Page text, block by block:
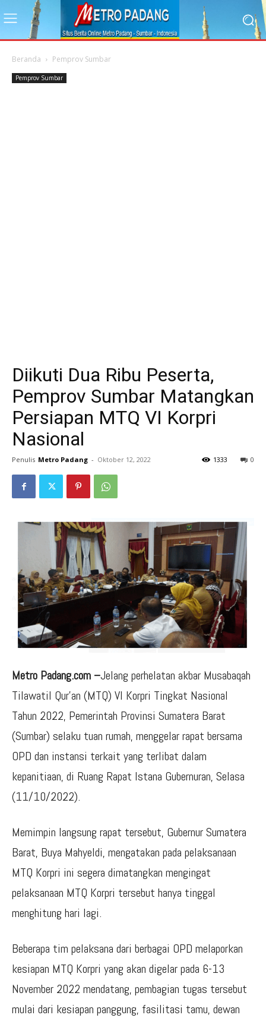
Beranda Pemprov Sumbar
Pemprov Sumbar
Diikuti Dua Ribu Peserta,
Pemprov Sumbar Matangkan
Persiapan MTQ VI Korpri
Nasional
Penulis Metro Padang - Oktober 12, 2022 0
1333
Metro Padang.com –Jelang perhelatan akbar Musabaqah
Tilawatil Qur’an (MTQ) VI Korpri Tingkat Nasional
Tahun 2022, Pemerintah Provinsi Sumatera Barat
(Sumbar) selaku tuan rumah, menggelar rapat bersama
OPD dan instansi terkait yang terlibat dalam
kepanitiaan, di Ruang Rapat Istana Gubernuran, Selasa
(11/10/2022).
Memimpin langsung rapat tersebut, Gubernur Sumatera
Barat, Buya Mahyeldi, mengatakan pada pelaksanaan
MTQ Korpri ini segera dimatangkan mengingat
pelaksanaan MTQ Korpri tersebut hanya tinggal
menghitung hari lagi.
Beberapa tim pelaksana dari berbagai OPD melaporkan
kesiapan MTQ Korpri yang akan digelar pada 6-13
November 2022 mendatang, pembagian tugas tersebut
mulai dari kesiapan panggung, fasilitasi tamu, dewan